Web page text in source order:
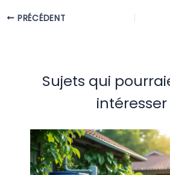
PRÉCÉDENT
Sujets qui
intéresser